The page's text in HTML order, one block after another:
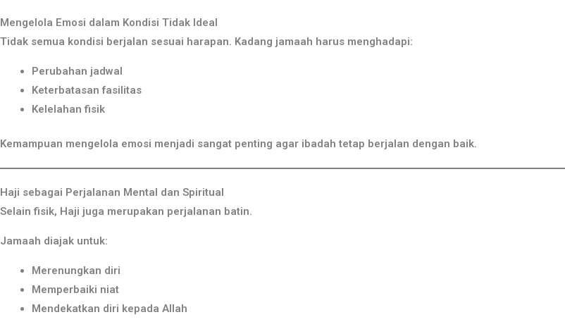
Mengelola Emosi dalam Kondisi Tidak Ideal
Tidak semua kondisi berjalan sesuai harapan. Kadang jamaah harus menghadapi:
Perubahan jadwal
Keterbatasan fasilitas
Kelelahan fisik
Kemampuan mengelola emosi menjadi sangat penting agar ibadah tetap berjalan dengan baik.
Haji sebagai Perjalanan Mental dan Spiritual
Selain fisik, Haji juga merupakan perjalanan batin.
Jamaah diajak untuk:
Merenungkan diri
Memperbaiki niat
Mendekatkan diri kepada Allah